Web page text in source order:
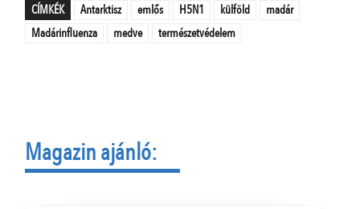
CÍMKÉK Antarktisz emlős H5N1 külföld
madár
Madárinfluenza
medve természetvédelem
Magazin ajánló: